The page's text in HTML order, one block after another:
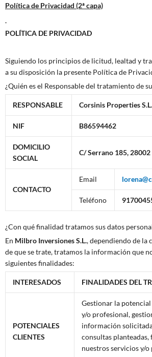
Política de Privacidad (2ª capa)
POLÍTICA DE PRIVACIDAD
Siguiendo los principios de licitud, lealtad y
a su disposición la presente Política de
¿Quién es el Responsable del tratamiento de
RESPONSABLE Corsinis Properties S.L.
NIF B86594462
DOMICILIO
SOCIAL
C/ Serrano 185,
CONTACTO
Email
Teléfono
¿Con qué finalidad tratamos sus datos
En Milbro Inversiones S.L., dependiendo de la
de que se trate, tratamos la información que
siguientes finalidades:
INTERESADOS FINALIDADES DEL
POTENCIALES
CLIENTES
Gestionar la
y/o profesional,
información
consultas
nuestros servicios y/o